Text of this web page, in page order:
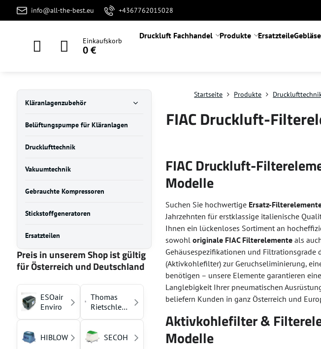
info@all-the-best.eu +4367762015028
Einkaufskorb
0 €
Druckluft Fachhandel Produkte Ersatzteile
Startseite Produkte
FIAC Druckluft-
FIAC Druckluft-
Modelle
Suchen Sie hochwertige Ersatz-
Jahrzehnten für erstklassige italienische
Ihnen ein lückenloses Sortiment an
sowohloriginale FIAC Filterelemente als
Gehäusespezifikationen und Filtrationsgrade
(Aktivkohlefilter) zur Geruchseliminierung,
benötigen – unsere Elemente garantieren
Langlebigkeit Ihrer pneumatischen
beliefern Kunden in ganz Österreich und
Aktivkohlefilter &
Modelle
Kläranlagenzubehör
Belüftungspumpe für Kläranlagen
Drucklufttechnik
Vakuumtechnik
Gebrauchte Kompressoren
Stickstoffgeneratoren
Ersatzteilen
Preis in unserem Shop ist gültig
für Österreich und Deutschland
ESOair
Enviro
Thomas
Rietschle
(YASUNAGA)
HIBLOW SECOH